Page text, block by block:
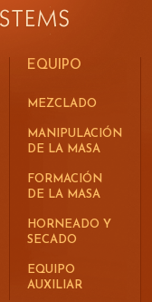
EQUIPO
MEZCLADO
MANIPULACIÓN
DE LA MASA
FORMACIÓN
DE LA MASA
HORNEADO Y
SECADO
EQUIPO
AUXILIAR